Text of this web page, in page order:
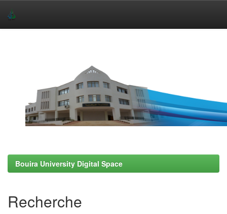
Bouira University Digital Space
Recherche